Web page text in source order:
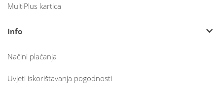
MultiPlus kartica
Info
Načini plaćanja
Uvjeti iskorištavanja pogodnosti